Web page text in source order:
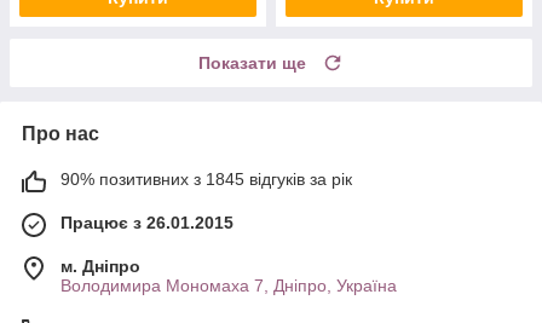
Показати ще
Про нас
90% позитивних з 1845 відгуків за рік
Працює з 26.01.2015
м. Дніпро
Володимира Мономаха 7, Дніпро, Україна